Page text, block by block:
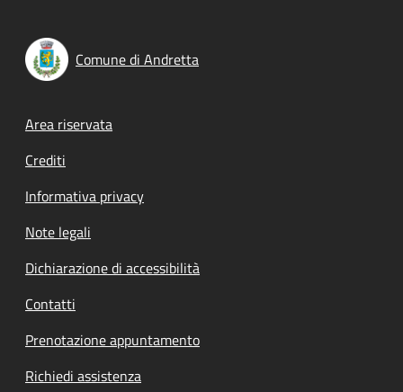
Comune di Andretta
Footer menu
Area riservata
Crediti
Informativa privacy
Note legali
Dichiarazione di accessibilità
Contatti
Prenotazione appuntamento
Richiedi assistenza